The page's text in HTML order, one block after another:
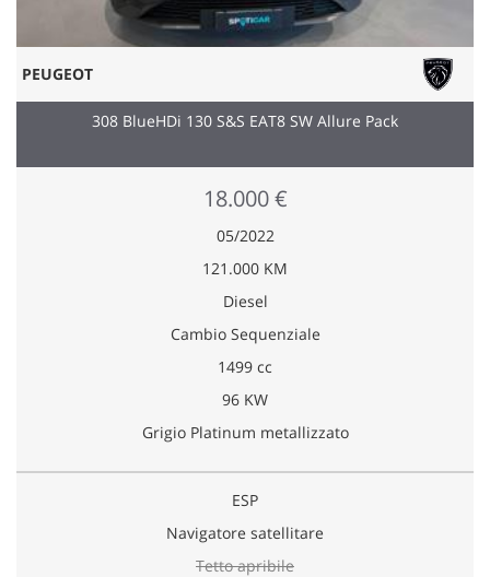
PEUGEOT
308 BlueHDi 130 S&S EAT8 SW Allure Pack
18.000 €
05/2022
121.000 KM
Diesel
Cambio Sequenziale
1499 cc
96 KW
Grigio Platinum metallizzato
ESP
Navigatore satellitare
Tetto apribile